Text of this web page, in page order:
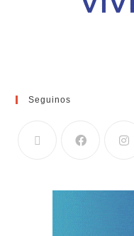
Seguinos